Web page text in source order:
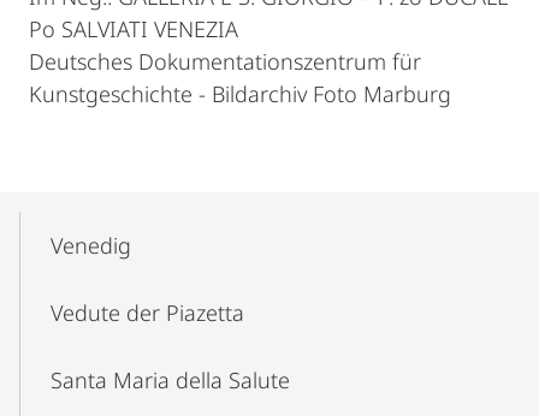
Po SALVIATI VENEZIA
Deutsches Dokumentationszentrum für
Kunstgeschichte - Bildarchiv Foto Marburg
NavigationVenedig
Vedute der Piazetta
Santa Maria della Salute